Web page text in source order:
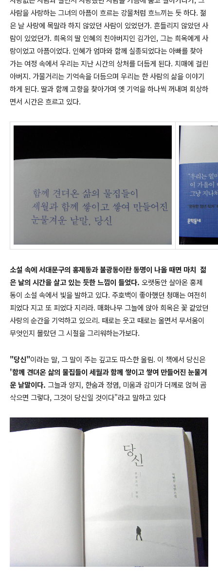
사람을 사랑하는 그녀의 아픔이 흐르는 강물처럼 흐느끼는 듯 하다. 젊
은 날 사랑에 목말라 하지 않았던 사람이 있었던가. 흔들리지 않았던 사
람이 있었던가. 희옥의 딸 인혜의 친아버지인 김가인, 그는 희옥에게 사
랑이었고 아픔이었다. 인혜가 엄마와 함께 실종되었다는 아빠를 찾아
가는 여정 속에서 우리는 지난 시간의 상처를 더듬게 된다. 치매에 걸린
아버지. 가물거리는 기억속을 더듬으며 우리는 한 사람의 삶을 이야기
하게 된다. 딸과 함께 고향을 찾아가며 옛 기억을 하나씩 꺼내며 회상하
면서 시간은 흐르고 있다.
소설 속에 서대문구의 홍제동과 불광동이란 동명이 나올 때면 마치 젊
은 날의 시간을 살고 있는 듯한 느낌이 들었다. 오랫동안 살아온 홍제
동이 소설 속에서 빛을 발하고 있다. 주호백이 좋아했던 청매는 여전히
피었다 지고 또 피었다 지리라. 매화나무 그늘에 앉아 희옥은 꽃 같았던
사랑의 순간을 기억하고 있으리. 때로는 웃고 때로는 울면서 무서움이
무엇인지 몰랐던 그 시절을 그리워하는가보다.
"당신"이라는 말, 그 말이 주는 깊고도 따스한 울림. 이 책에서 당신은
'함께 견뎌온 삶의 물집들이 세월과 함께 쌓이고 쌓여 만들어진 눈물겨
운 낱말이다. 그늘과 양지, 한숨과 정염, 미움과 감미가 더께로 얹혀 곰
삭으면 그렇다, 그것이 당신일 것이다"라고 말하고 있다